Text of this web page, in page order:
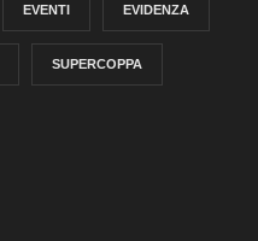
EVENTI EVIDENZA
SUPERCOPPA